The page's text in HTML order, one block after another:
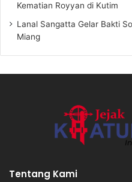
Kematian Royyan di Kutim
Lanal Sangatta Gelar Bakti
Miang
Tentang Kami